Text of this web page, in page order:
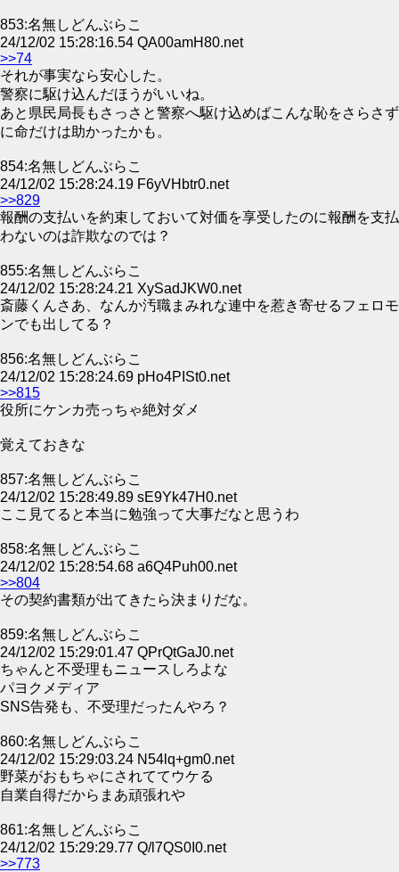
853:名無しどんぶらこ
24/12/02 15:28:16.54 QA00amH80.net
>>74
それが事実なら安心した。
警察に駆け込んだほうがいいね。
あと県民局長もさっさと警察へ駆け込めばこんな恥をさらさず
に命だけは助かったかも。
854:名無しどんぶらこ
24/12/02 15:28:24.19 F6yVHbtr0.net
>>829
報酬の支払いを約束しておいて対価を享受したのに報酬を支払
わないのは詐欺なのでは？
855:名無しどんぶらこ
24/12/02 15:28:24.21 XySadJKW0.net
斎藤くんさあ、なんか汚職まみれな連中を惹き寄せるフェロモ
ンでも出してる？
856:名無しどんぶらこ
24/12/02 15:28:24.69 pHo4PISt0.net
>>815
役所にケンカ売っちゃ絶対ダメ
覚えておきな
857:名無しどんぶらこ
24/12/02 15:28:49.89 sE9Yk47H0.net
ここ見てると本当に勉強って大事だなと思うわ
858:名無しどんぶらこ
24/12/02 15:28:54.68 a6Q4Puh00.net
>>804
その契約書類が出てきたら決まりだな。
859:名無しどんぶらこ
24/12/02 15:29:01.47 QPrQtGaJ0.net
ちゃんと不受理もニュースしろよな
パヨクメディア
SNS告発も、不受理だったんやろ？
860:名無しどんぶらこ
24/12/02 15:29:03.24 N54lq+gm0.net
野菜がおもちゃにされててウケる
自業自得だからまあ頑張れや
861:名無しどんぶらこ
24/12/02 15:29:29.77 Q/l7QS0I0.net
>>773